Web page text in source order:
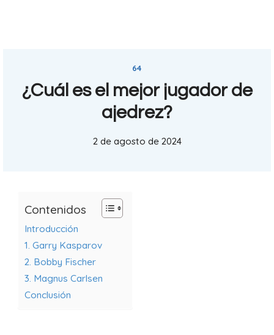
64
¿Cuál es el mejor jugador de
ajedrez?
2 de agosto de 2024
Contenidos
Introducción
1. Garry Kasparov
2. Bobby Fischer
3. Magnus Carlsen
Conclusión